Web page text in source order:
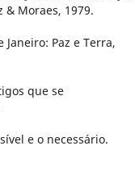
& Moraes, 1979.
Janeiro: Paz e Terra,
que se
e o necessário.